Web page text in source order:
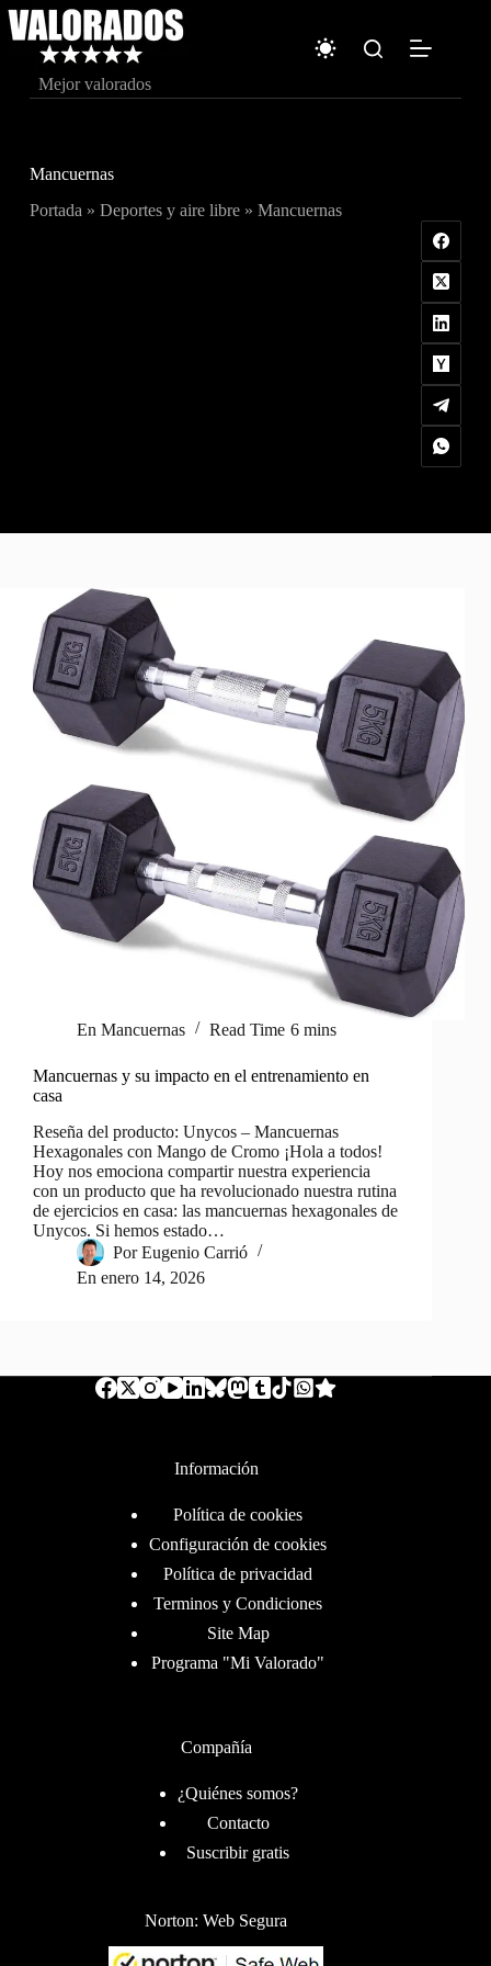
Saltar
al
contenido
Mejor valorados
Mancuernas
Portada » Deportes y aire libre» Mancuernas
En Mancuernas Read Time 6 mins
Mancuernas y su impacto en el entrenamiento en
casa
Reseña del producto: Unycos – Mancuernas
Hexagonales con Mango de Cromo ¡Hola a todos!
Hoy nos emociona compartir nuestra experiencia
con un producto que ha revolucionado nuestra rutina
de ejercicios en casa: las mancuernas hexagonales de
Unycos. Si hemos estado…
Por Eugenio Carrió
En enero 14, 2026
Información
Política de cookies
Configuración de cookies
Política de privacidad
Terminos y Condiciones
Site Map
Programa "Mi Valorado"
Compañía
¿Quiénes somos?
Contacto
Suscribir gratis
Norton: Web Segura